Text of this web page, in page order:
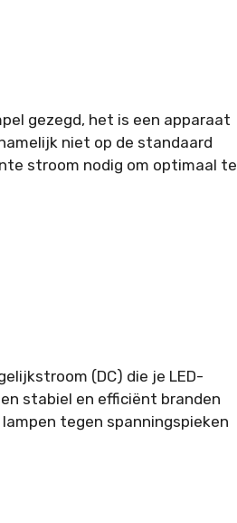
gezegd, het is een apparaat
niet op de standaard
stroom nodig om optimaal te
(DC) die je LED-
stabiel en efficiënt branden
tegen spanningspieken